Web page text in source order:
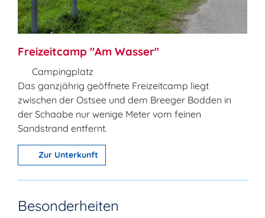
Freizeitcamp "Am Wasser"
Campingplatz
Das ganzjährig geöffnete Freizeitcamp liegt
zwischen der Ostsee und dem Breeger Bodden in
der Schaabe nur wenige Meter vom feinen
Sandstrand entfernt.
Zur Unterkunft
Besonderheiten